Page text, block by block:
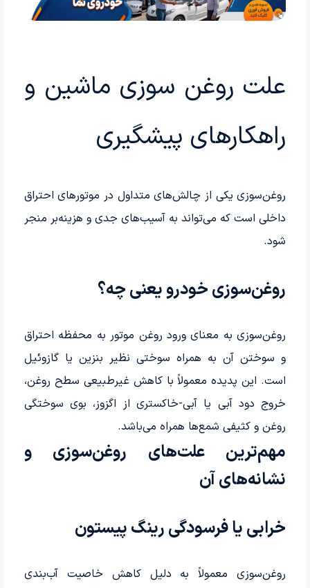
علت روغن سوزی ماشین و
راهکارهای پیشگیری
روغن‌سوزی یکی از چالش‌های متداول در موتورهای احتراق
داخلی است که می‌تواند به آسیب‌های جدی و هزینه‌بر منجر
شود.
روغن‌سوزی خودرو یعنی چه؟
روغن‌سوزی به معنای ورود روغن موتور به محفظه احتراق
و سوختن آن به همراه سوختی نظیر بنزین یا گازوئیل
است. این پدیده معمولاً با کاهش غیرطبیعی سطح روغن،
خروج دود آبی یا آبی-خاکستری از اگزوز، بوی سوختگی
روغن و کثیفی شمع‌ها همراه می‌باشد.
مهم‌ترین علت‌های روغن‌سوزی و
نشانه‌های آن
خرابی یا فرسودگی رینگ پیستون
روغن‌سوزی معمولاً به دلیل کاهش خاصیت آب‌بندی